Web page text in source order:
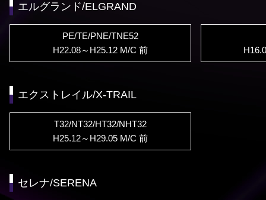
エルグランド/ELGRAND
PE/TE/PNE/TNE52
H22.08～H25.12 M/C 前
エクストレイル/X-TRAIL
T32/NT32/HT32/NHT32
H25.12～H29.05 M/C 前
セレナ/SERENA